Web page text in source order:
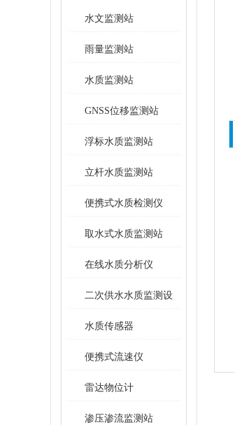
水文监测站
雨量监测站
水质监测站
GNSS位移监测站
浮标水质监测站
立杆水质监测站
便携式水质检测仪
取水式水质监测站
在线水质分析仪
二次供水水质监测设
备
水质传感器
便携式流速仪
雷达物位计
渗压渗流监测站